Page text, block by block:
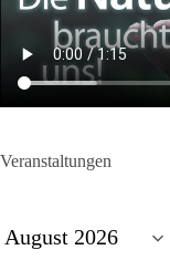
Veranstaltungen